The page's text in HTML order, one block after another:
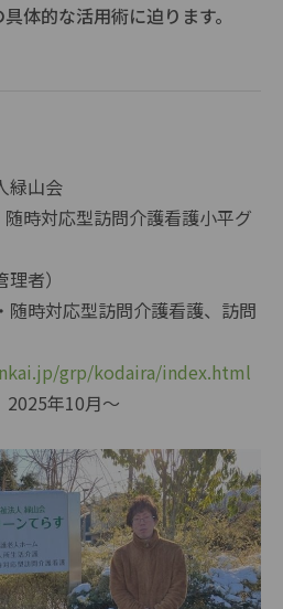
体的な活用術に迫ります。
緑山会
時対応型訪問介護看護小平グ
者）
時対応型訪問介護看護、訪問
grp/kodaira/index.html
年10月～